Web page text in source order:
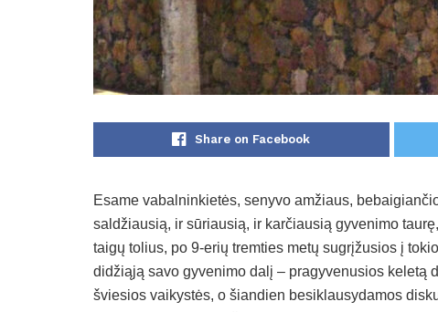
Share on Facebook
Esame vabalninkietės, senyvo amžiaus,
saldžiausią, ir sūriausią, ir karčiausią gyvenimo
taigų tolius, po 9-erių tremties metų sugrįžusios į
didžiąją savo gyvenimo dalį – pragyvenusios keletą
šviesios vaikystės, o šiandien besiklausydamos